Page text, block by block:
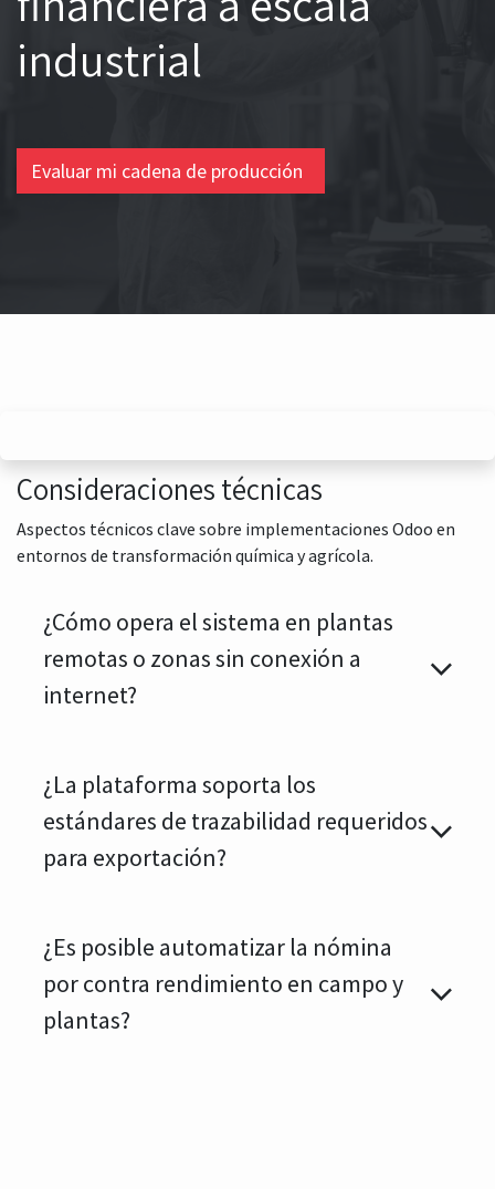
industrial
Evaluar mi cadena de producción
Consideraciones técnicas
Aspectos técnicos clave sobre implementaciones Odoo en
entornos de transformación química y agrícola.
¿Cómo opera el sistema en plantas
remotas o zonas sin conexión a
internet?
¿La plataforma soporta los
estándares de trazabilidad requeridos
para exportación?
¿Es posible automatizar la nómina
por contra rendimiento en campo y
plantas?